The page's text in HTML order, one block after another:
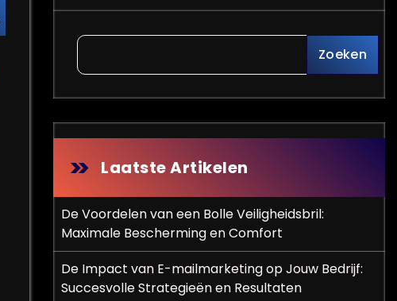
Zoeken
Laatste Artikelen
De Voordelen van een Bolle Veiligheidsbril:
Maximale Bescherming en Comfort
De Impact van E-mailmarketing op Jouw Bedrijf:
Succesvolle Strategieën en Resultaten